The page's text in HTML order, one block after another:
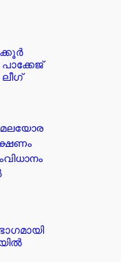
മലയോര